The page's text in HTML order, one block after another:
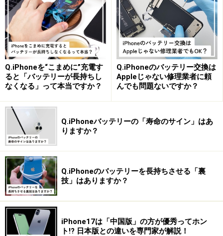
次のページへ
Q.iPhoneを“こまめに”充電す
ると「バッテリーが長持ちし
なくなる」って本当ですか？
Q.iPhoneのバッテリー交換は
Appleじゃない修理業者に頼
んでも問題ないですか？
Q.iPhoneバッテリーの「寿命のサイン」はあ
りますか？
Q.iPhoneのバッテリーを長持ちさせる「裏
技」はありますか？
iPhone17は「中国版」の方が優秀ってホン
ト!? 日本版との違いを専門家が解説！